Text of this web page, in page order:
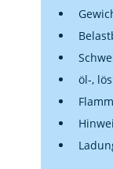
öl-,